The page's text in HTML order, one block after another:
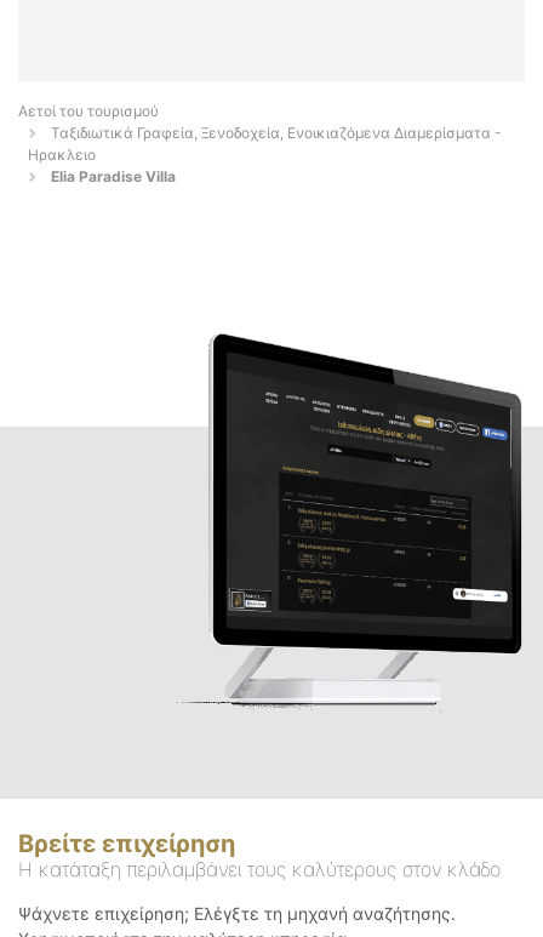
Αετοί του τουρισμού
Ταξιδιωτικά Γραφεία, Ξενοδοχεία, Ενοικιαζόμενα Διαμερίσματα -
Ηρακλειο
Elia Paradise Villa
Βρείτε επιχείρηση
Η κατάταξη περιλαμβάνει τους καλύτερους στον κλάδο
Ψάχνετε επιχείρηση; Ελέγξτε τη μηχανή αναζήτησης.